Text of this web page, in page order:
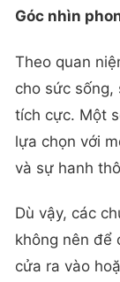
Góc nhìn
Theo quan
cho sức sống,
tích cực. Một
lựa chọn với
và sự hanh
Dù vậy, các
không nên để
cửa ra vào